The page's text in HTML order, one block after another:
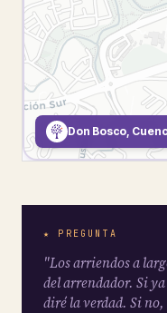
Don Bosco,
★ PREGUNTA
"Los arriendos a
del arrendador. Si
diré la verdad. Si